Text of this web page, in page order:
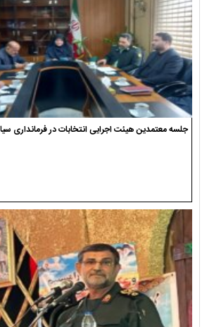
جلسه معتمدین هیئت اجرایی انتخابات در فرمانداری